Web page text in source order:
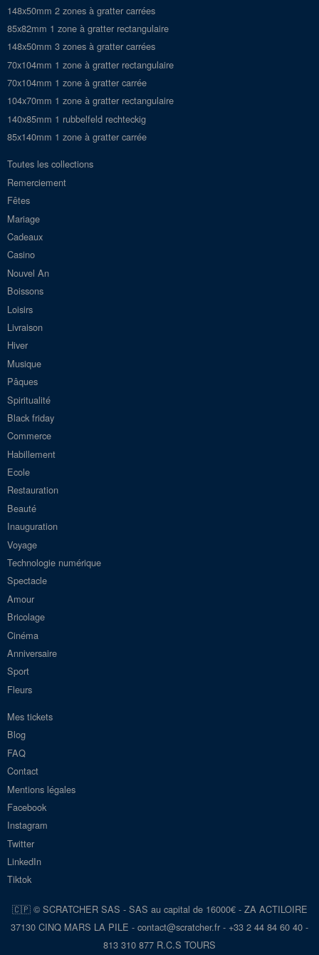
148x50mm 2 zones à gratter carrées
85x82mm 1 zone à gratter rectangulaire
148x50mm 3 zones à gratter carrées
70x104mm 1 zone à gratter rectangulaire
70x104mm 1 zone à gratter carrée
104x70mm 1 zone à gratter rectangulaire
140x85mm 1 rubbelfeld rechteckig
85x140mm 1 zone à gratter carrée
Toutes les collections
Remerciement
Fêtes
Mariage
Cadeaux
Casino
Nouvel An
Boissons
Loisirs
Livraison
Hiver
Musique
Pâques
Spiritualité
Black friday
Commerce
Habillement
Ecole
Restauration
Beauté
Inauguration
Voyage
Technologie numérique
Spectacle
Amour
Bricolage
Cinéma
Anniversaire
Sport
Fleurs
Mes tickets
Blog
FAQ
Contact
Mentions légales
Facebook
Instagram
Twitter
LinkedIn
Tiktok
🇨🇵 © SCRATCHER SAS - SAS au capital de 16000€ - ZA ACTILOIRE
37130 CINQ MARS LA PILE - contact@scratcher.fr - +33 2 44 84 60 40 -
813 310 877 R.C.S TOURS